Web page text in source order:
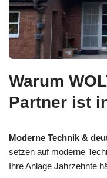
Warum
Partner ist
Moderne Technik &
setzen auf moderne
Ihre Anlage Jahrzehnte